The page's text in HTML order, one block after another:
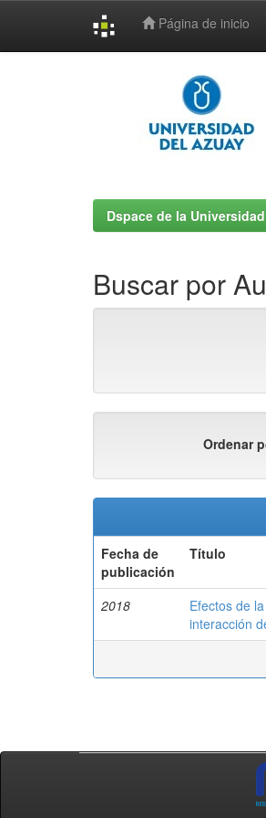
Página de inicio
Dspace de la
Buscar por
Ordenar
Fecha de
publicación
Título
2018
Efectos de
interacción